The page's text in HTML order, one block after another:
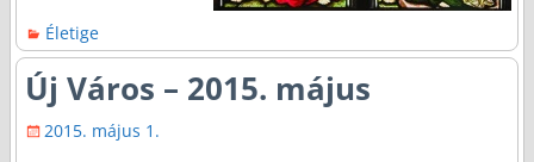
Életige
Új Város – 2015. május
2015. május 1.